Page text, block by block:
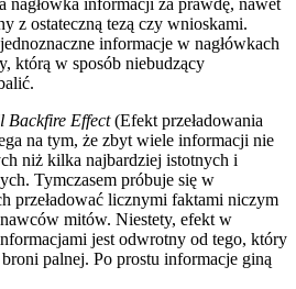
z ostateczną tezą czy wnioskami.
informacje w nagłówkach
którą w sposób niebudzący
Backfire Effect(Efekt przeładowania
na tym, że zbyt wiele informacji nie
niż kilka najbardziej istotnych i
Tymczasem próbuje się w
przeładować licznymi faktami niczym
mitów. Niestety, efekt w
jest odwrotny od tego, który
palnej. Po prostu informacje giną